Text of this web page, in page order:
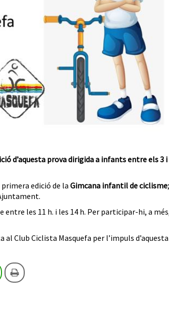
d’aquesta prova dirigida a infants entre els 3 i
edició de la Gimcana infantil de ciclisme;
entre les 11 h. i les 14 h. Per participar-hi, a
Club Ciclista Masquefa per l’impuls d’aquesta
WhatsAppImprimeix